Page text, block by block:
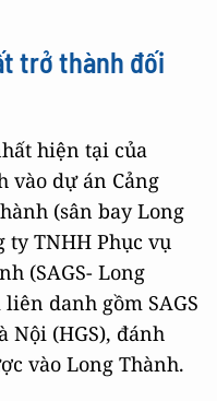
trở thành đối
hiện tại của
vào dự án Cảng
(sân bay Long
ty TNHH Phục vụ
(SAGS- Long
danh gồm SAGS
Nội (HGS), đánh
vào Long Thành.